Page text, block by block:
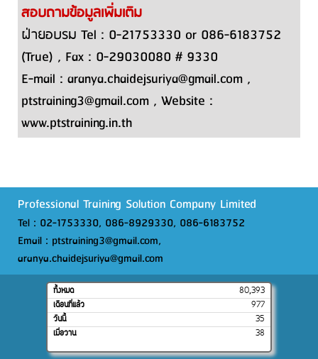
สอบถามข้อมูลเพิ่มเติม
ฝ่ายอบรม Tel : 0-21753330 or 086-6183752
(True) , Fax : 0-29030080 # 9330
E-mail : aranya.chaidejsuriya@gmail.com ,
ptstraining3@gmail.com , Website :
www.ptstraining.in.th
Professional Training Solution Company Limited
Tel : 02-1753330, 086-8929330, 086-6183752
Email : ptstraining3@gmail.com,
aranya.chaidejsuriya@gmail.com
ทั้งหมด
80,393
เดือนที่แล้ว
977
วันนี้
35
เมื่อวาน
38